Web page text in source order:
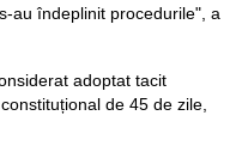
au îndeplinit procedurile", a
adoptat tacit
de 45 de zile,